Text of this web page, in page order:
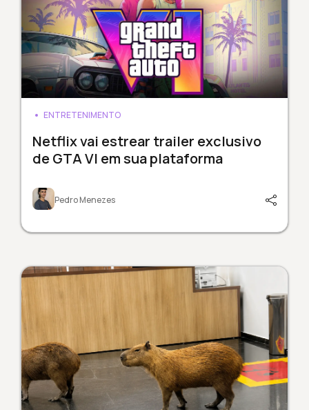
ENTRETENIMENTO
Netflix vai estrear trailer exclusivo
de GTA VI em sua plataforma
Pedro Menezes